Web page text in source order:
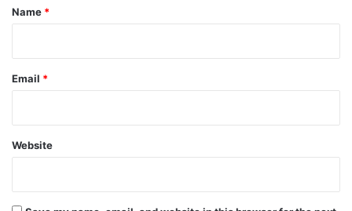
*
Name *
Email *
Website